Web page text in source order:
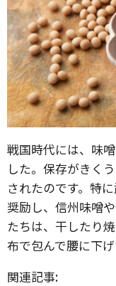
戦国時代には、味
した。保存がきく
されたのです。特
奨励し、信州味噌
たちは、干したり
布で包んで腰に下げ
関連記事: